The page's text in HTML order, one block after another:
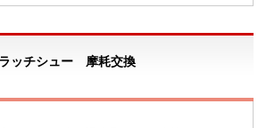
ッチシュー 摩耗交換